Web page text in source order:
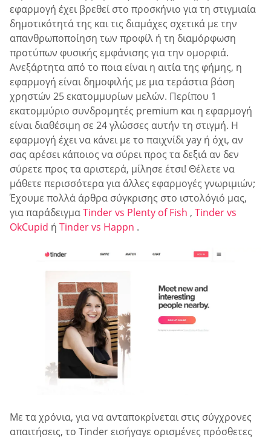
εφαρμογή έχει βρεθεί στο προσκήνιο για τη στιγμιαία
δημοτικότητά της και τις διαμάχες σχετικά με την
απανθρωποποίηση των προφίλ ή τη διαμόρφωση
προτύπων φυσικής εμφάνισης για την ομορφιά.
Ανεξάρτητα από το ποια είναι η αιτία της φήμης, η
εφαρμογή είναι δημοφιλής με μια τεράστια βάση
χρηστών 25 εκατομμυρίων μελών. Περίπου 1
εκατομμύριο συνδρομητές premium και η εφαρμογή
είναι διαθέσιμη σε 24 γλώσσες αυτήν τη στιγμή. Η
εφαρμογή έχει να κάνει με το παιχνίδι yay ή όχι, αν
σας αρέσει κάποιος να σύρει προς τα δεξιά αν δεν
σύρετε προς τα αριστερά, μίλησε έτσι! Θέλετε να
μάθετε περισσότερα για άλλες εφαρμογές γνωριμιών;
Έχουμε πολλά άρθρα σύγκρισης στο ιστολόγιό μας,
για παράδειγμαTinder vs Plenty of Fish , Tinder vs
OkCupid ή Tinder vs Happn .
Με τα χρόνια, για να ανταποκρίνεται στις σύγχρονες
απαιτήσεις, το Tinder εισήγαγε ορισμένες πρόσθετες